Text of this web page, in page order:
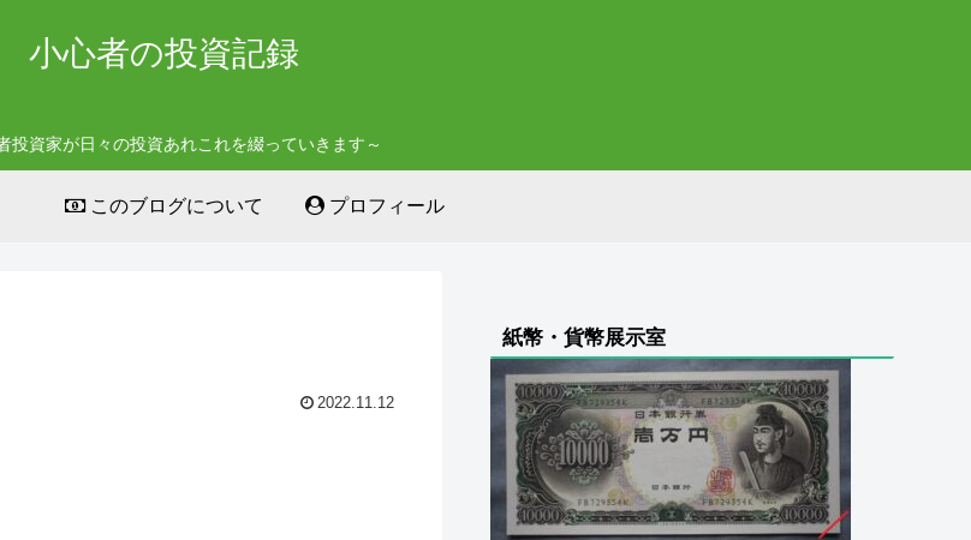
小心者の投資記録
投資家が日々の投資あれこれを綴っていきます～
このブログについて プロフィール
2022.11.12
紙幣・貨幣展示室